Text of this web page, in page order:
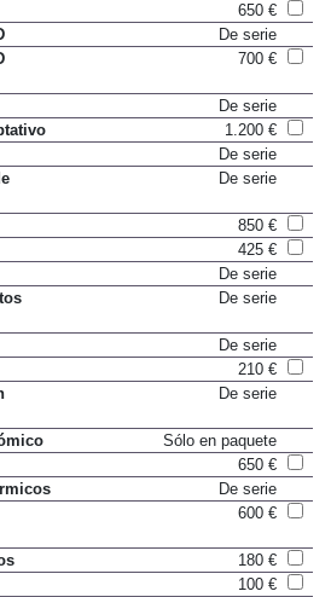
650 €
De serie
700 €
De serie
1.200 €
De serie
De serie
850 €
425 €
De serie
De serie
De serie
210 €
De serie
Sólo en paquete
650 €
De serie
600 €
180 €
100 €